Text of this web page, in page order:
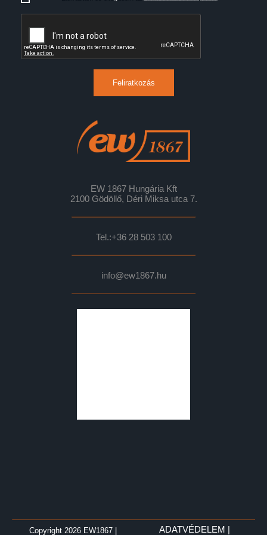
Feliratkozás
EW 1867 Hungária Kft
2100 Gödöllő, Déri Miksa utca 7.
Tel.:+36 28 503 100
info@ew1867.hu
Copyright 2026 EW1867 |
ADATVÉDELEM |